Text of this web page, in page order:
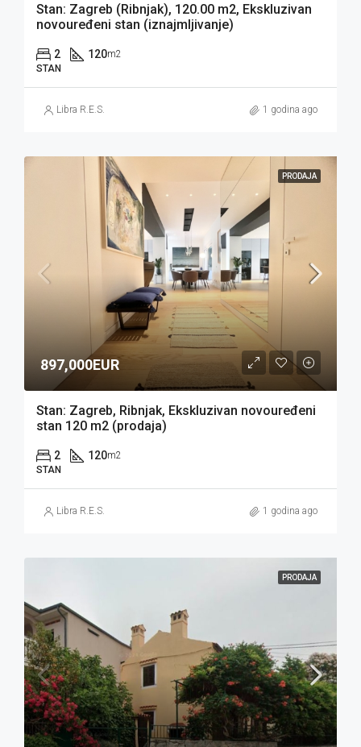
Stan: Zagreb (Ribnjak), 120.00 m2, Ekskluzivan
novouređeni stan (iznajmljivanje)
2 120m2
STAN
Libra R.E.S. 1 godina ago
PRODAJA
897,000EUR
Stan: Zagreb, Ribnjak, Ekskluzivan novouređeni
stan 120 m2 (prodaja)
2 120m2
STAN
Libra R.E.S. 1 godina ago
PRODAJA